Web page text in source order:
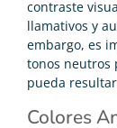
contraste
llamativos y
embargo, es
tonos neutros
pueda
Colores